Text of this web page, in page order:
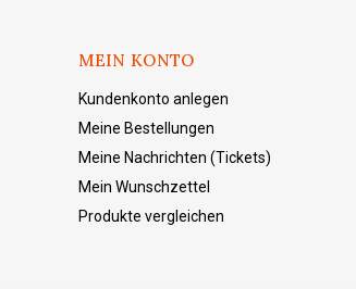
MEIN KONTO
Kundenkonto anlegen
Meine Bestellungen
Meine Nachrichten (Tickets)
Mein Wunschzettel
Produkte vergleichen